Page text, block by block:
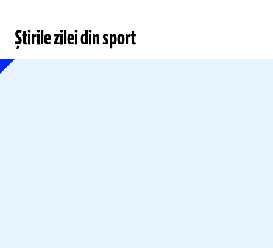
Știrile zilei din sport